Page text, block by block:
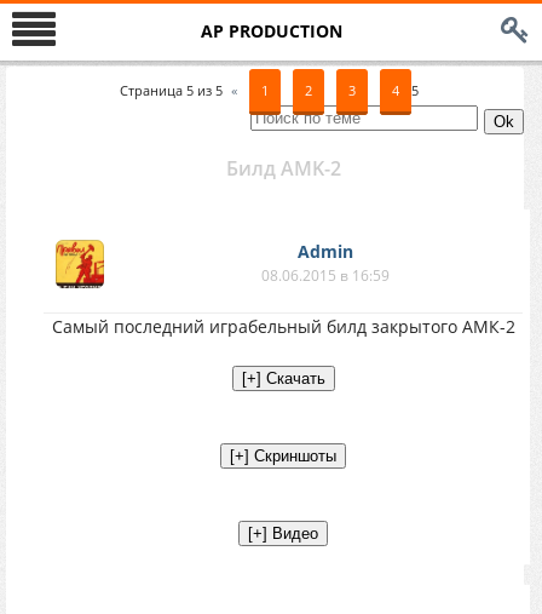
AP PRODUCTION
Страница 5 из 5 « 1 2 3 4 5
Билд AMK-2
Аdmin
08.06.2015 в 16:59
Самый последний играбельный билд закрытого АМК-2